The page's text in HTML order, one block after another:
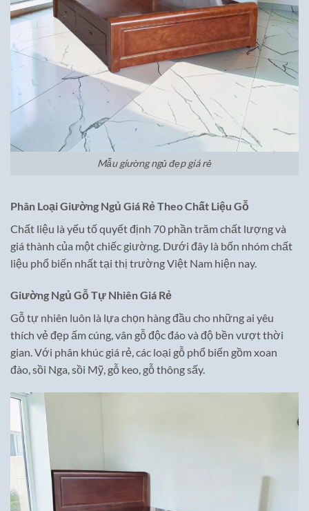
Mẫu giường ngủ đẹp giá rẻ
Phân Loại Giường Ngủ Giá Rẻ Theo Chất Liệu Gỗ
Chất liệu là yếu tố quyết định 70 phần trăm chất lượng và
giá thành của một chiếc giường. Dưới đây là bốn nhóm chất
liệu phổ biến nhất tại thị trường Việt Nam hiện nay.
Giường Ngủ Gỗ Tự Nhiên Giá Rẻ
Gỗ tự nhiên luôn là lựa chọn hàng đầu cho những ai yêu
thích vẻ đẹp ấm cúng, vân gỗ độc đáo và độ bền vượt thời
gian. Với phân khúc giá rẻ, các loại gỗ phổ biến gồm xoan
đào, sồi Nga, sồi Mỹ, gỗ keo, gỗ thông sấy.